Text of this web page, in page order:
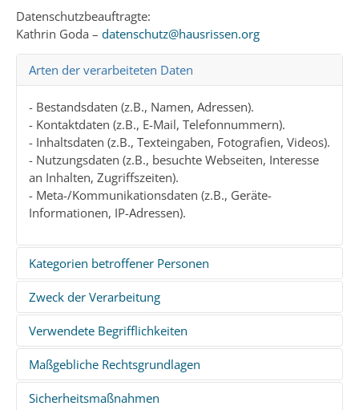
Datenschutzbeauftragte:
Kathrin Goda – datenschutz@hausrissen.org
Arten der verarbeiteten Daten
- Bestandsdaten (z.B., Namen, Adressen).
- Kontaktdaten (z.B., E-Mail, Telefonnummern).
- Inhaltsdaten (z.B., Texteingaben, Fotografien, Videos).
- Nutzungsdaten (z.B., besuchte Webseiten, Interesse
an Inhalten, Zugriffszeiten).
- Meta-/Kommunikationsdaten (z.B., Geräte-
Informationen, IP-Adressen).
Kategorien betroffener Personen
- Mitglieder.
- Spenderinnen und Spender.
- Besucherinnen und Besucher unserer Website.
- Teilnehmende an Veranstaltungen.
- Referentinnen und Referenten.
- Moderatorinnen und Moderatoren.
- Interessentinnen und Interessenten.
Zweck der Verarbeitung
- Erfüllung unserer satzungsmäßigen Aufgaben.
- Mitgliederverwaltung.
- Planung, Organisation und Durchführung von
Veranstaltungen.
- Kommunikation mit Mitgliedern, Interessierten,
Verwendete Begrifflichkeiten
„Personenbezogene Daten“ sind alle Informationen,
die sich auf eine identifizierte oder identifizierbare
natürliche Person (im Folgenden „betroffene Person“)
Maßgebliche Rechtsgrundlagen
Nachfolgend informieren wir über die
Sicherheitsmaßnahmen